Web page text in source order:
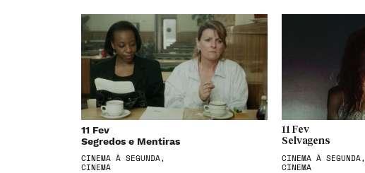
11 Fev
Segredos e Mentiras
CINEMA À SEGUNDA,
CINEMA
11 Fev
Selvagens
CINEMA À SEGUNDA,
CINEMA